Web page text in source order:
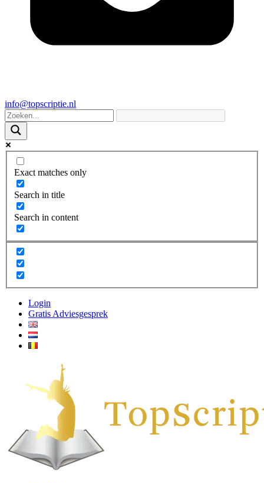
info@topscriptie.nl
Exact matches only
Search in title
Search in content
Login
Gratis Adviesgesprek